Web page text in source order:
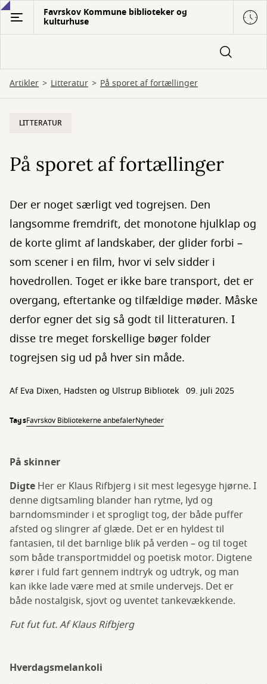
Gå
hovedindhold
Favrskov Kommune biblioteker og
kulturhuse
Artikler Litteratur På sporet af fortællinger
LITTERATUR
På sporet af fortællinger
Der er noget særligt ved togrejsen. Den
langsomme fremdrift, det monotone hjulklap og
de korte glimt af landskaber, der glider forbi –
som scener i en film, hvor vi selv sidder i
hovedrollen. Toget er ikke bare transport, det er
overgang, eftertanke og tilfældige møder. Måske
derfor egner det sig så godt til litteraturen. I
disse tre meget forskellige bøger folder
togrejsen sig ud på hver sin måde.
Af Eva Dixen, Hadsten og Ulstrup Bibliotek 09. juli 2025
TagsFavrskov Bibliotekerne anbefalerNyheder
På skinner
Digte Her er Klaus Rifbjerg i sit mest legesyge hjørne. I
denne digtsamling blander han rytme, lyd og
barndomsminder i et sprogligt tog, der både puffer
afsted og slingrer af glæde. Det er en hyldest til
fantasien, til det barnlige blik på verden – og til toget
som både transportmiddel og poetisk motor. Digtene
kører i fuld fart gennem indtryk og udtryk, og man
kan ikke lade være med at smile undervejs. Det er
både nostalgisk, sjovt og uventet tankevækkende.
Fut fut fut. Af Klaus Rifbjerg
Hverdagsmelankoli